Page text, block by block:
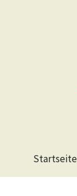
Startseite